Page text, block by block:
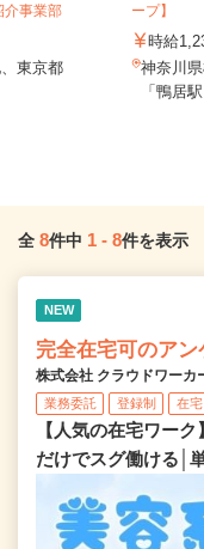
事業部
東京都
ープ】
時給
神奈川
「鴨居
全 8件中 1 - 8件を表示
NEW
完全在宅可のア
株式会社 クラウドワーカ
業務委託 登録制 在
【人気の在宅ワー
だけでスグ働ける│